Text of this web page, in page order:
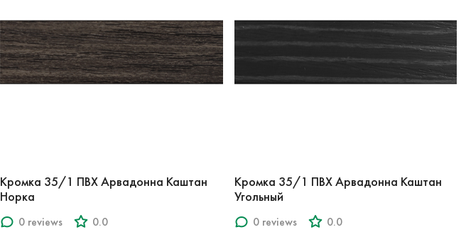
Кромка 35/1 ПВХ Арвадонна Каштан
Норка
0 reviews 0.0
Кромка 35/1 ПВХ Арвадонна Каштан
Угольный
0 reviews 0.0